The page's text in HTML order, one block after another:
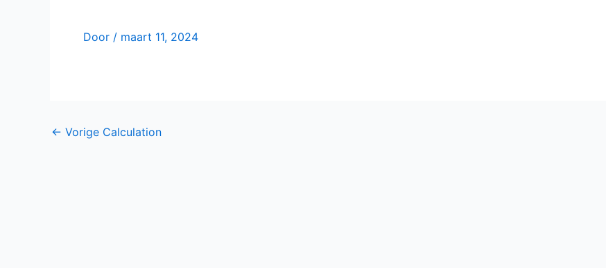
Door / maart 11, 2024
← Vorige Calculation